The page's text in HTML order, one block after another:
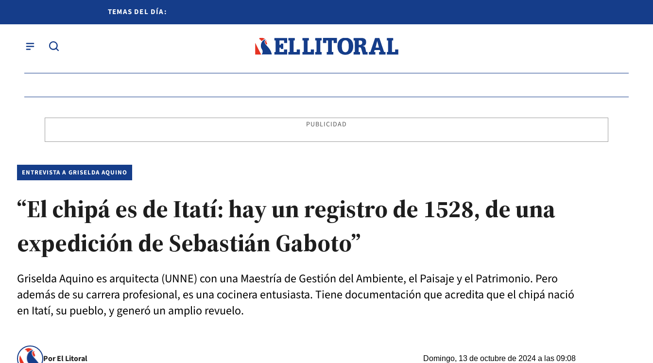
TEMAS DEL DÍA:
PUBLICIDAD
ENTREVISTA A GRISELDA AQUINO
“El chipá es de Itatí: hay un registro de 1528, de una
expedición de Sebastián Gaboto”
Griselda Aquino es arquitecta (UNNE) con una Maestría de Gestión del Ambiente, el Paisaje y el Patrimonio. Pero
además de su carrera profesional, es una cocinera entusiasta. Tiene documentación que acredita que el chipá nació
en Itatí, su pueblo, y generó un amplio revuelo.
Por El Litoral Domingo, 13 de octubre de 2024 a las 09:08